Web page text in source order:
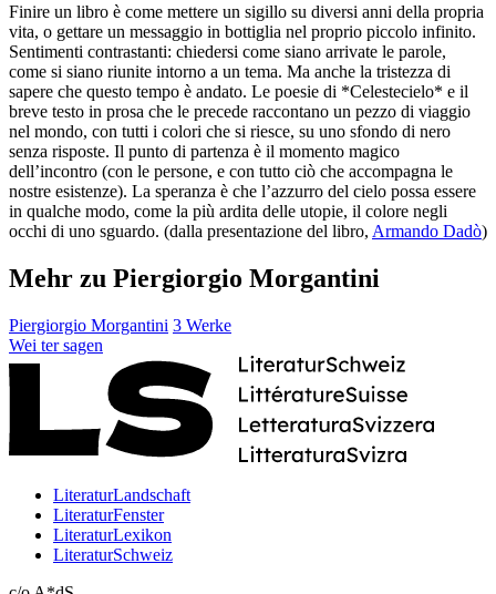
Finire un libro è come mettere un sigillo su diversi anni della propria
vita, o gettare un messaggio in bottiglia nel proprio piccolo infinito.
Sentimenti contrastanti: chiedersi come siano arrivate le parole,
come si siano riunite intorno a un tema. Ma anche la tristezza di
sapere che questo tempo è andato. Le poesie di *Celestecielo* e il
breve testo in prosa che le precede raccontano un pezzo di viaggio
nel mondo, con tutti i colori che si riesce, su uno sfondo di nero
senza risposte. Il punto di partenza è il momento magico
dell’incontro (con le persone, e con tutto ciò che accompagna le
nostre esistenze). La speranza è che l’azzurro del cielo possa essere
in qualche modo, come la più ardita delle utopie, il colore negli
occhi di uno sguardo. (dalla presentazione del libro, Armando Dadò)
Mehr zu Piergiorgio Morgantini
Piergiorgio Morgantini 3 Werke
Wei ter sagen
LiteraturLandschaft
LiteraturFenster
LiteraturLexikon
LiteraturSchweiz